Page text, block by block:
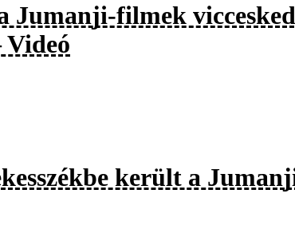
filmek
Videó
került a